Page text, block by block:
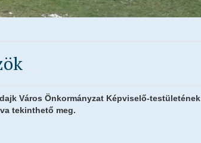
Város Önkormányzat Képviselő-testületének
tekinthető meg.